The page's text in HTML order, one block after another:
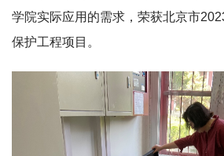
学院实际应用的需求，荣获北京市
保护工程项目。